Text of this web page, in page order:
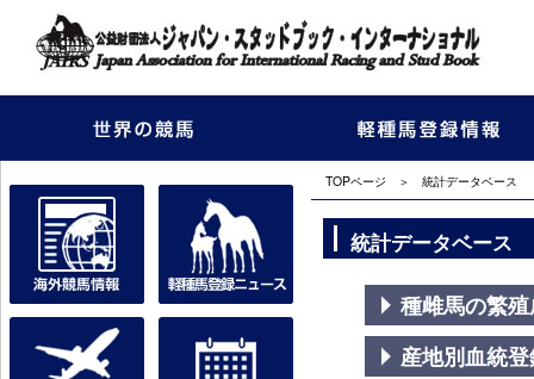
TOPページ ＞ 統計データベース
統計データベース
種雌馬の繁
産地別血統